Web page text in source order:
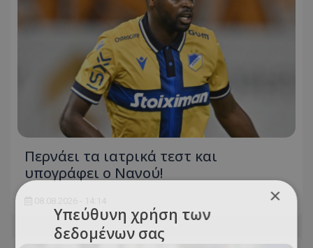
Περνάει τα ιατρικά τεστ και
υπογράφει ο Νανού!
×
Υπεύθυνη χρήση των
δεδομένων σας